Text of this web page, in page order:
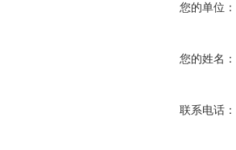
您的单位：
您的姓名：
联系电话：